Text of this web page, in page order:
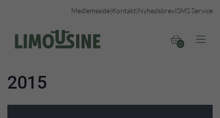
Medlemsside|Kontakt|Nyhedsbrev|SMS Service


0
2015